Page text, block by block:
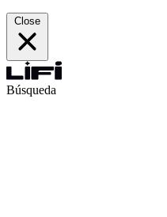
Close
Búsqueda